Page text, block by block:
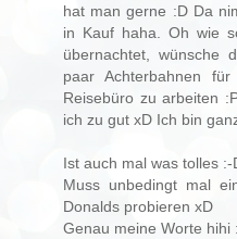
hat man gerne :D Da
in Kauf haha. Oh wie
übernachtet, wünsche
paar Achterbahnen
Reisebüro zu arbeiten
ich zu gut xD Ich bin
Ist auch mal was tolles :-
Muss unbedingt mal
Donalds probieren xD
Genau meine Worte hihi